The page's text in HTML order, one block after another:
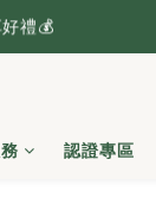
逛🛒
禮💰
認證專區